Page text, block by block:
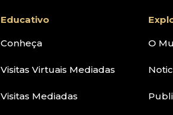
Educativo
Conheça
Visitas Virtuais Mediadas
Visitas Mediadas
O